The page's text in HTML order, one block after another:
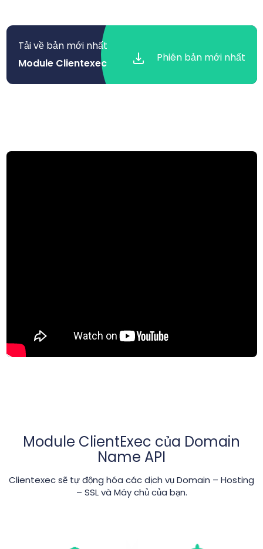
Tải về bản mới nhất
Module Clientexec
Phiên bản mới nhất
Module ClientExec của Domain
Name API
Clientexec sẽ tự động hóa các dịch vụ Domain – Hosting
– SSL và Máy chủ của bạn.